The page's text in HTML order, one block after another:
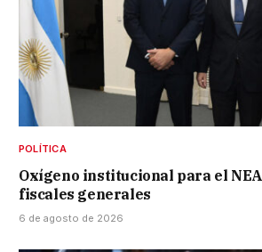
POLÍTICA
Oxígeno institucional para el
fiscales generales
6 de agosto de 2026